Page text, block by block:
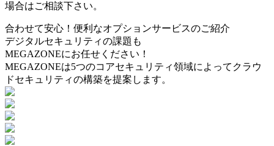
場合はご相談下さい。
合わせて安心！便利なオプションサービスのご紹介
デジタルセキュリティの課題も
MEGAZONEにお任せください！
MEGAZONEは5つのコアセキュリティ領域によってクラウ
ドセキュリティの構築を提案します。